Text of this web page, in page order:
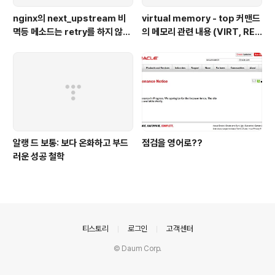
nginx의 next_upstream 비
멱등 메소드는 retry를 하지 않는
virtual memory - top 커맨드
의 메모리 관련 내용 (VIRT, RE
알랭 드 보통: 보다 온화하고 부드
러운 성공 철학
점검을 영어로??
티스토리 로그인 고객센터
© Daum Corp.